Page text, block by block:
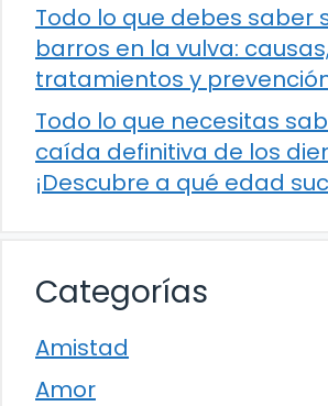
Todo lo que debes saber
barros en la vulva:
tratamientos y
Todo lo que necesitas
caída definitiva de los
¡Descubre a qué edad
Categorías
Amistad
Amor